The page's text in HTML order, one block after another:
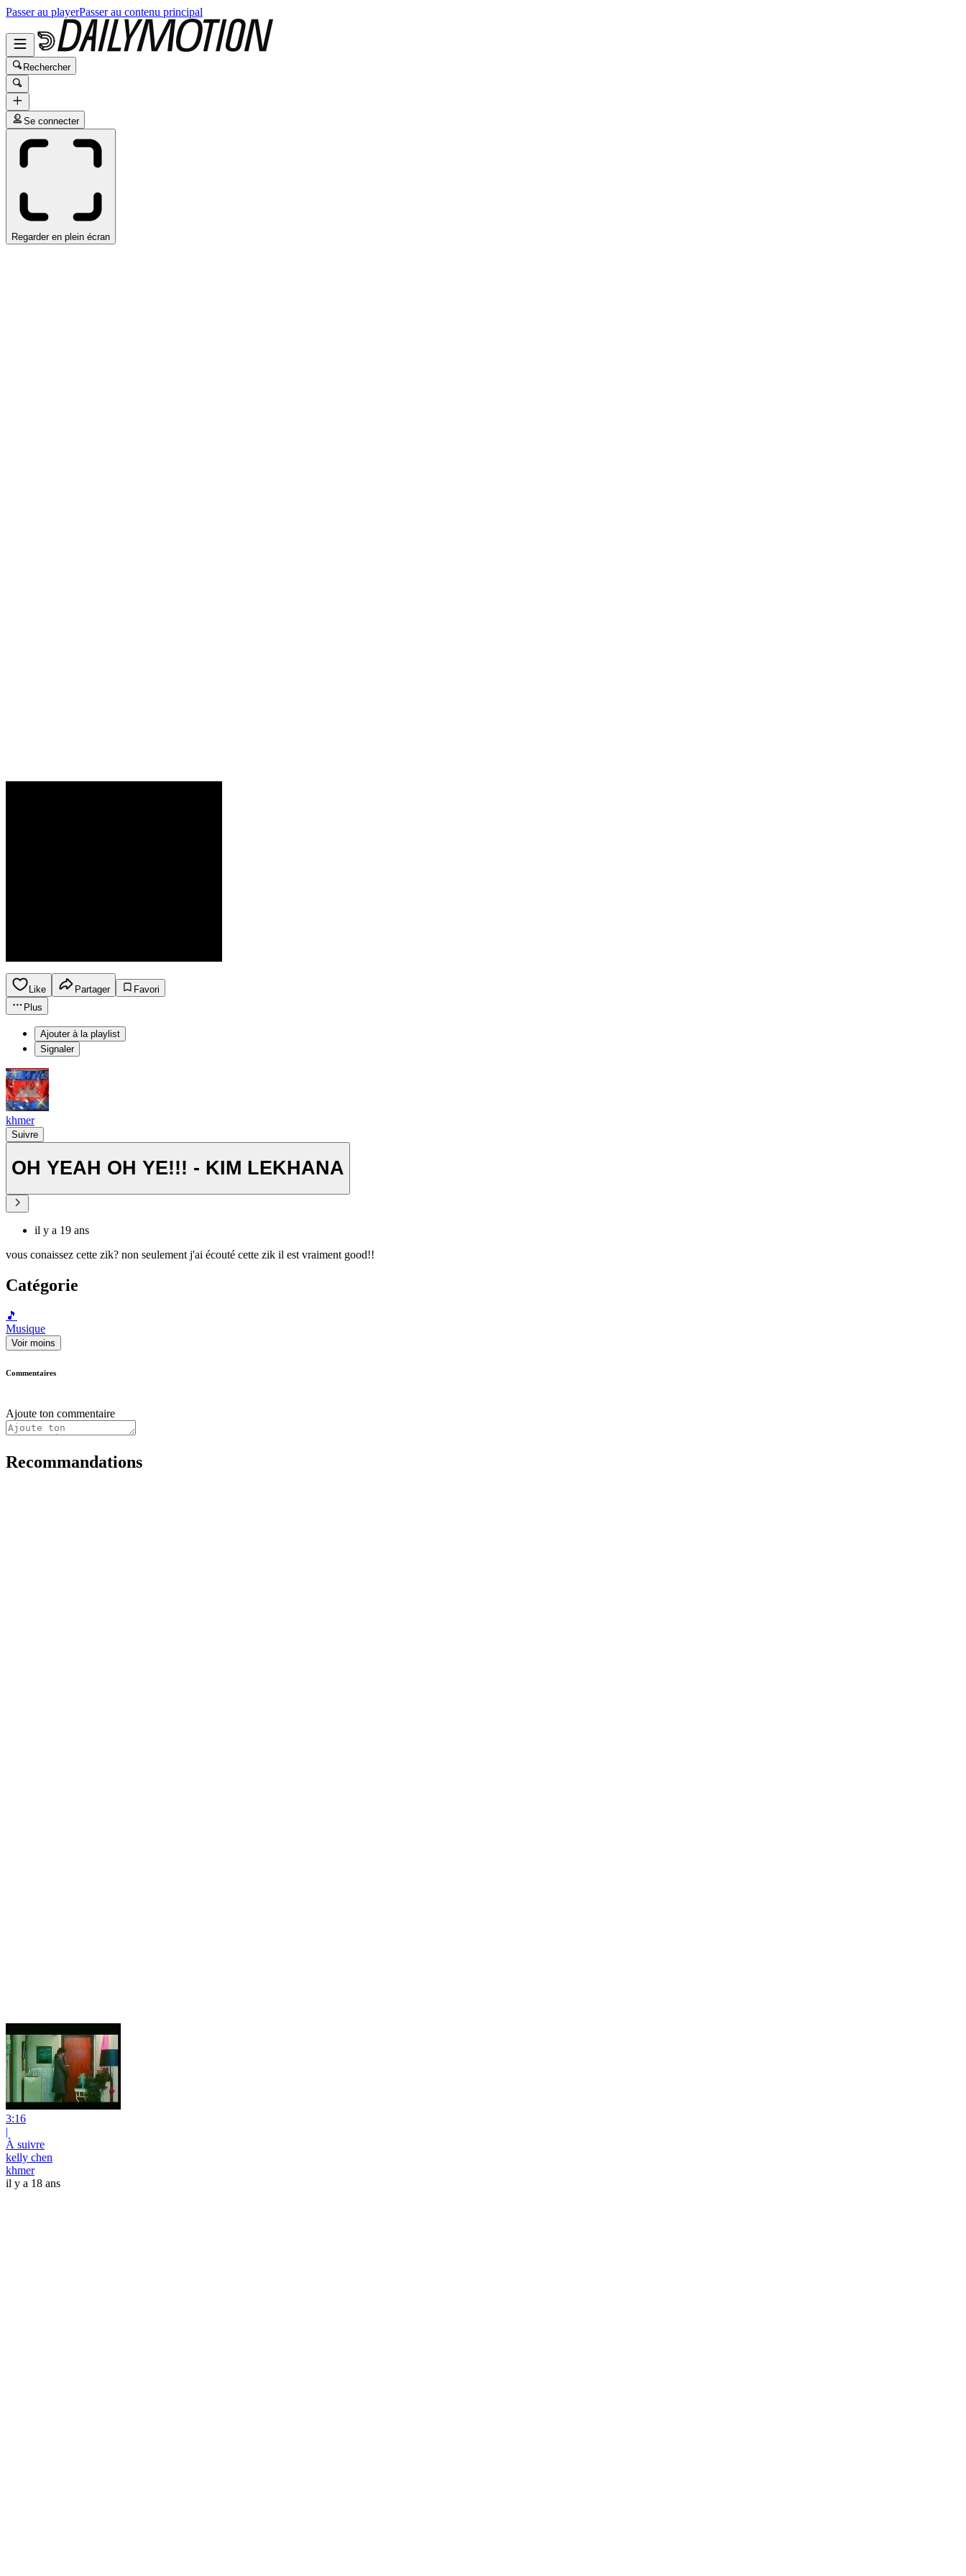
Passer au playerPasser au contenu principal
Rechercher
Se connecter
Regarder en plein écran
Like Partager
Favori
Plus
Ajouter à la playlist
Signaler
khmer
Suivre
OH YEAH OH YE!!! - KIM LEKHANA
il y a 19 ans
vous conaissez cette zik? non seulement j'ai écouté cette zik il est vraiment good!!
Catégorie
🎵
Musique
Voir moins
Commentaires
Ajoute ton commentaire
Recommandations
3:16
|
À suivre
kelly chen
khmer
il y a 18 ans